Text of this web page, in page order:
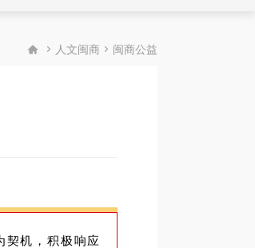
  人文闽商  闽商公益
契机，积极响应